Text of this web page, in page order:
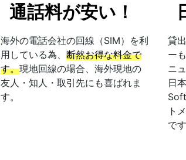
通話料が安い！
海外の電話会社の回線（SIM）を利
用している為、 断然お得な料金で
す。現地回線の場合、海外現地の
友人・知人・取引先にも喜ばれま
す。
貸
ー
ニ
日
ト
です